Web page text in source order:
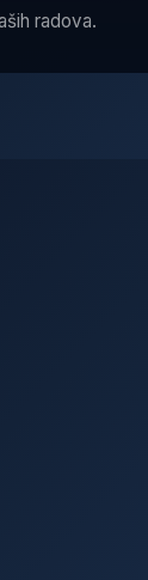
radova.